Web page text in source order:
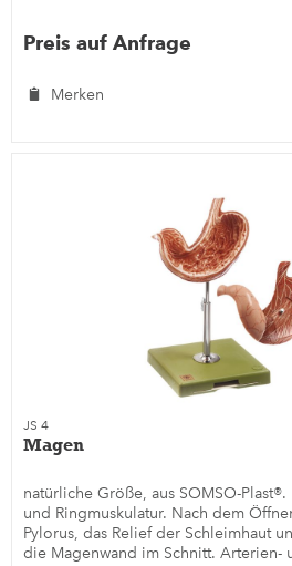
Preis auf Anfrage
Merken
JS 4
Magen
natürliche Größe, aus SOMSO-
und Ringmuskulatur. Nach dem
Pylorus, das Relief der Schleimhaut
die Magenwand im Schnitt. Arterien-